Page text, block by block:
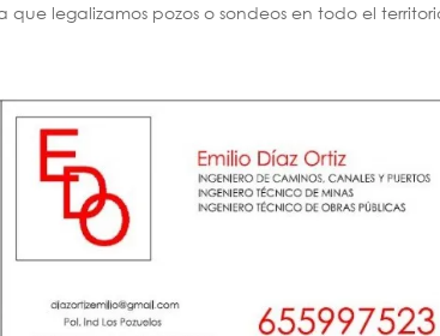
legalizamos pozos o sondeos en todo el